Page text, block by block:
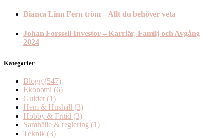
Bianca Linn Fern tröm – Allt du behöver veta
Johan Forssell Investor – Karriär, Familj och Avgång
2024
Kategorier
Blogg (547)
Ekonomi (6)
Guider (1)
Hem & Hushåll (3)
Hobby & Fritid (3)
Samhälle & reglering (1)
Teknik (3)